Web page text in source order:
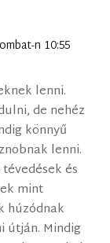
n 10:55
lenni.
de nehéz
könnyű
lenni.
és
mint
húzódnak
útján. Mindig